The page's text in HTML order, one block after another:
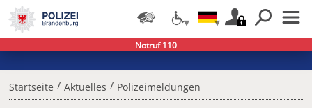
Startseite / Aktuelles / Polizeimeldungen
Notruf 110